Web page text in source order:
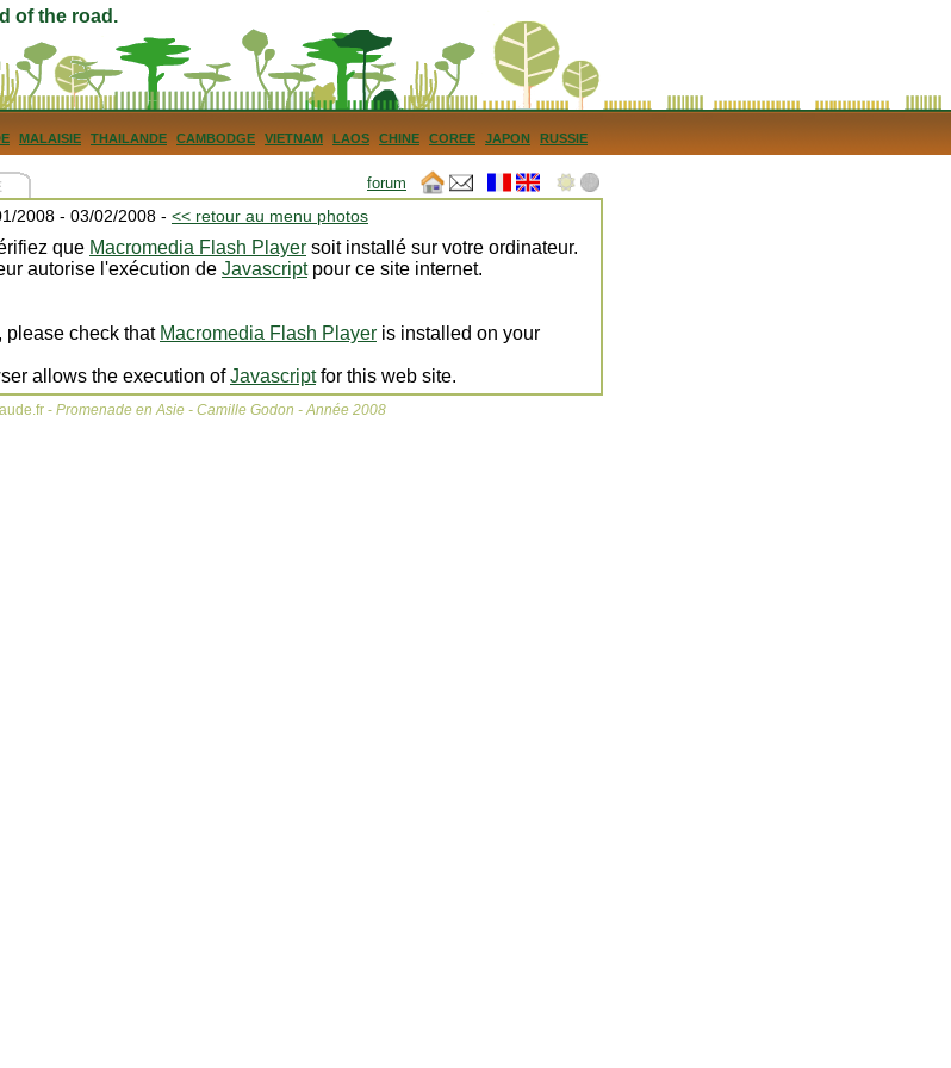
of the road.
MALAISIE THAILANDE CAMBODGE VIETNAM LAOS CHINE COREE JAPON RUSSIE
forum
2008 - 03/02/2008 - << retour au menu photos
que Macromedia Flash Player soit installé sur votre ordinateur.
autorise l'exécution de Javascriptpour ce site internet.
please check that Macromedia Flash Player is installed on your
allows the execution ofJavascriptfor this web site.
- Promenade en Asie - Camille Godon - Année 2008